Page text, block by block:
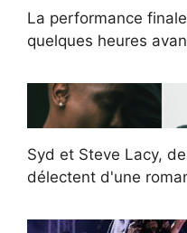
La performance
quelques heures
Syd et Steve Lacy,
délectent d'une